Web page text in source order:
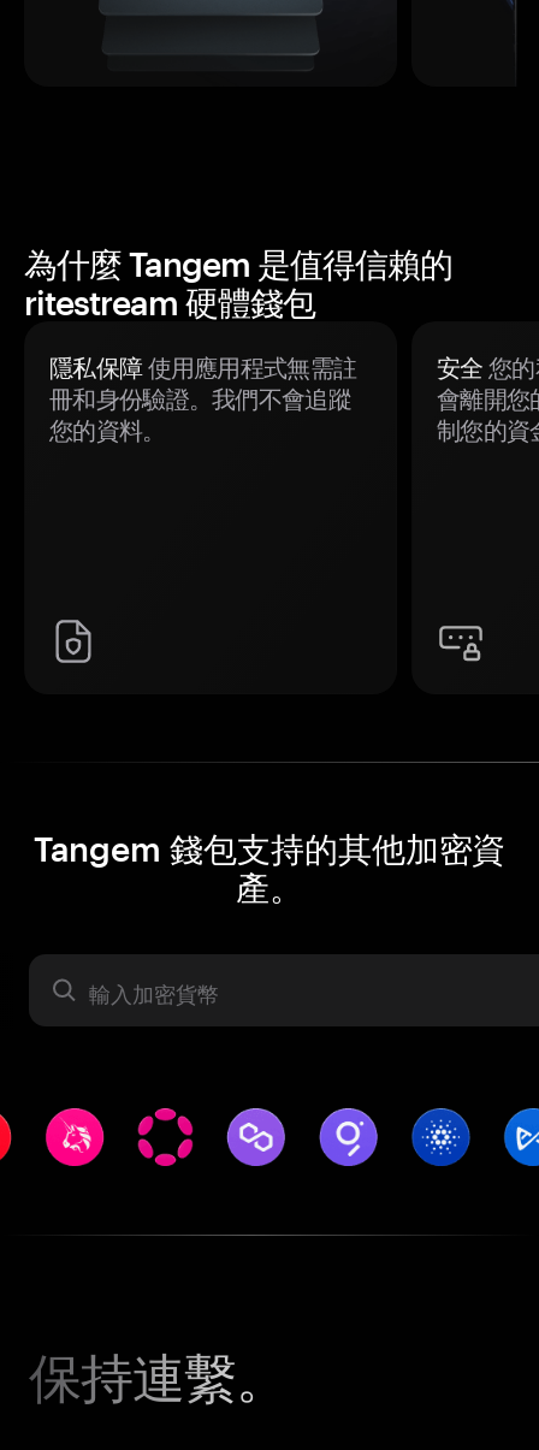
為什麼 Tangem 是值得信賴的
ritestream 硬體錢包
隱私保障使用應用程式無需註
冊和身份驗證。我們不會追蹤
您的資料。
安全 您
會離開您
制您的資
Tangem 錢包支持的其他加密資
產。
資產
保持連繫。